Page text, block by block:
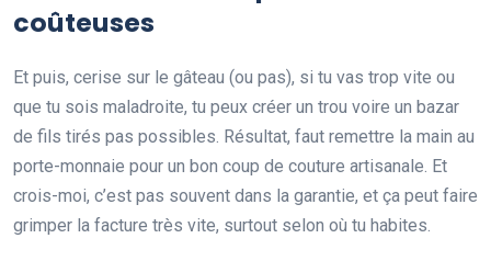
coûteuses
Et puis, cerise sur le gâteau (ou pas), si tu vas trop vite ou
que tu sois maladroite, tu peux créer un trou voire un bazar
de fils tirés pas possibles. Résultat, faut remettre la main au
porte-monnaie pour un bon coup de couture artisanale. Et
crois-moi, c’est pas souvent dans la garantie, et ça peut faire
grimper la facture très vite, surtout selon où tu habites.